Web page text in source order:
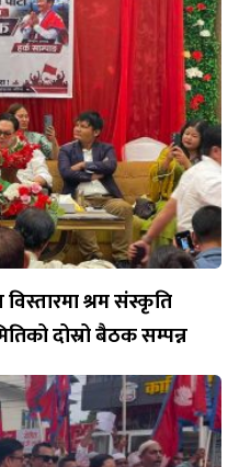
श्रम संस्कृति
दोस्रो बैठक सम्पन्न